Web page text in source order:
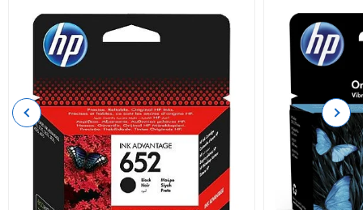
Previous Next